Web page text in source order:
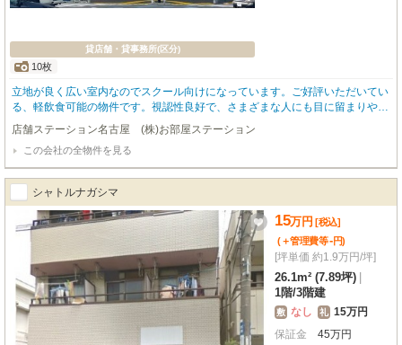
貸店舗・貸事務所(区分)
10枚
立地が良く広い室内なのでスクール向けになっています。ご好評いただいてい
る、軽飲食可能の物件です。視認性良好で、さまざまな人にも目に留まりやす
いです。
店舗ステーション名古屋 (株)お部屋ステーション
この会社の全物件を見る
シャトルナガシマ
15万円 [税込]
(＋管理費等-円)
[坪単価 約1.9万円/坪]
26.1m² (7.89坪)
1階/3階建
敷 なし 礼 15万円
保証金
45万円